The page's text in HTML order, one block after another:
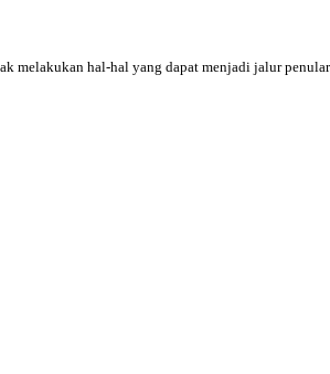
melakukan hal-hal yang dapat menjadi jalur